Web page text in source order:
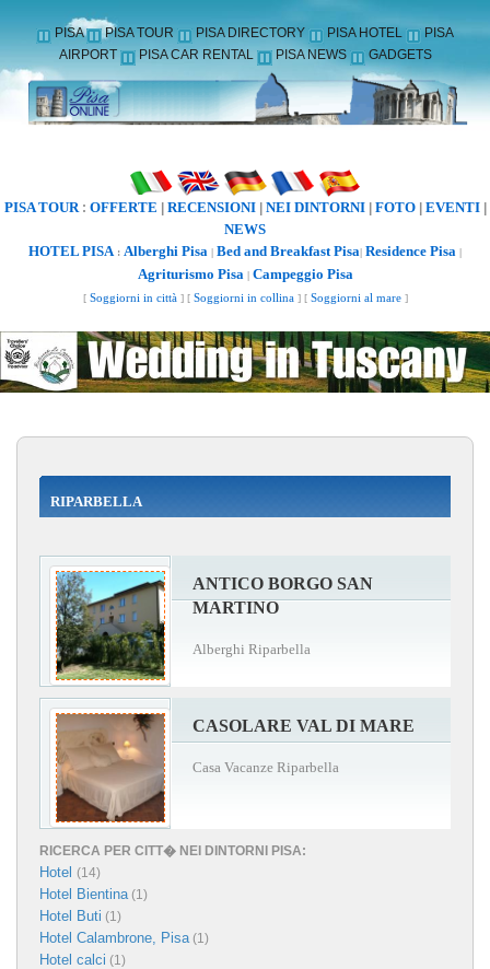
PISA PISA TOUR PISA DIRECTORY PISA HOTEL
PISA
AIRPORT
PISA CAR RENTAL PISA NEWS GADGETS
PISA TOUR: OFFERTE RECENSIONI| NEI DINTORNI| FOTO| EVENTI|
NEWS
HOTEL PISA: Alberghi Pisa | Bed and Breakfast Pisa| Residence Pisa |
Agriturismo Pisa| Campeggio Pisa
[ Soggiorni in città] [ Soggiorni in collina] [ Soggiorni al mare]
RIPARBELLA
ANTICO BORGO SAN
MARTINO
Alberghi Riparbella
CASOLARE VAL DI MARE
Casa Vacanze Riparbella
RICERCA PER CITT� NEI DINTORNI PISA:
Hotel (14)
Hotel Bientina (1)
Hotel Buti (1)
Hotel Calambrone, Pisa (1)
Hotel calci (1)